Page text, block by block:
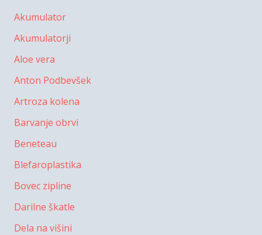
Akumulator
Akumulatorji
Aloe vera
Anton Podbevšek
Artroza kolena
Barvanje obrvi
Beneteau
Blefaroplastika
Bovec zipline
Darilne škatle
Dela na višini